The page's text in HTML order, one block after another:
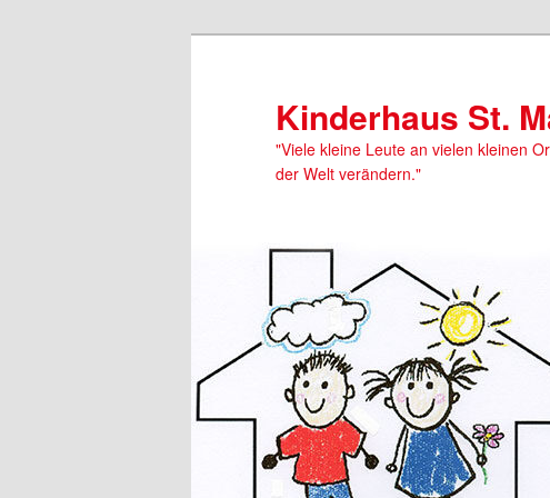
Kinderhaus St.
"Viele kleine Leute an vielen kleinen
der Welt verändern."